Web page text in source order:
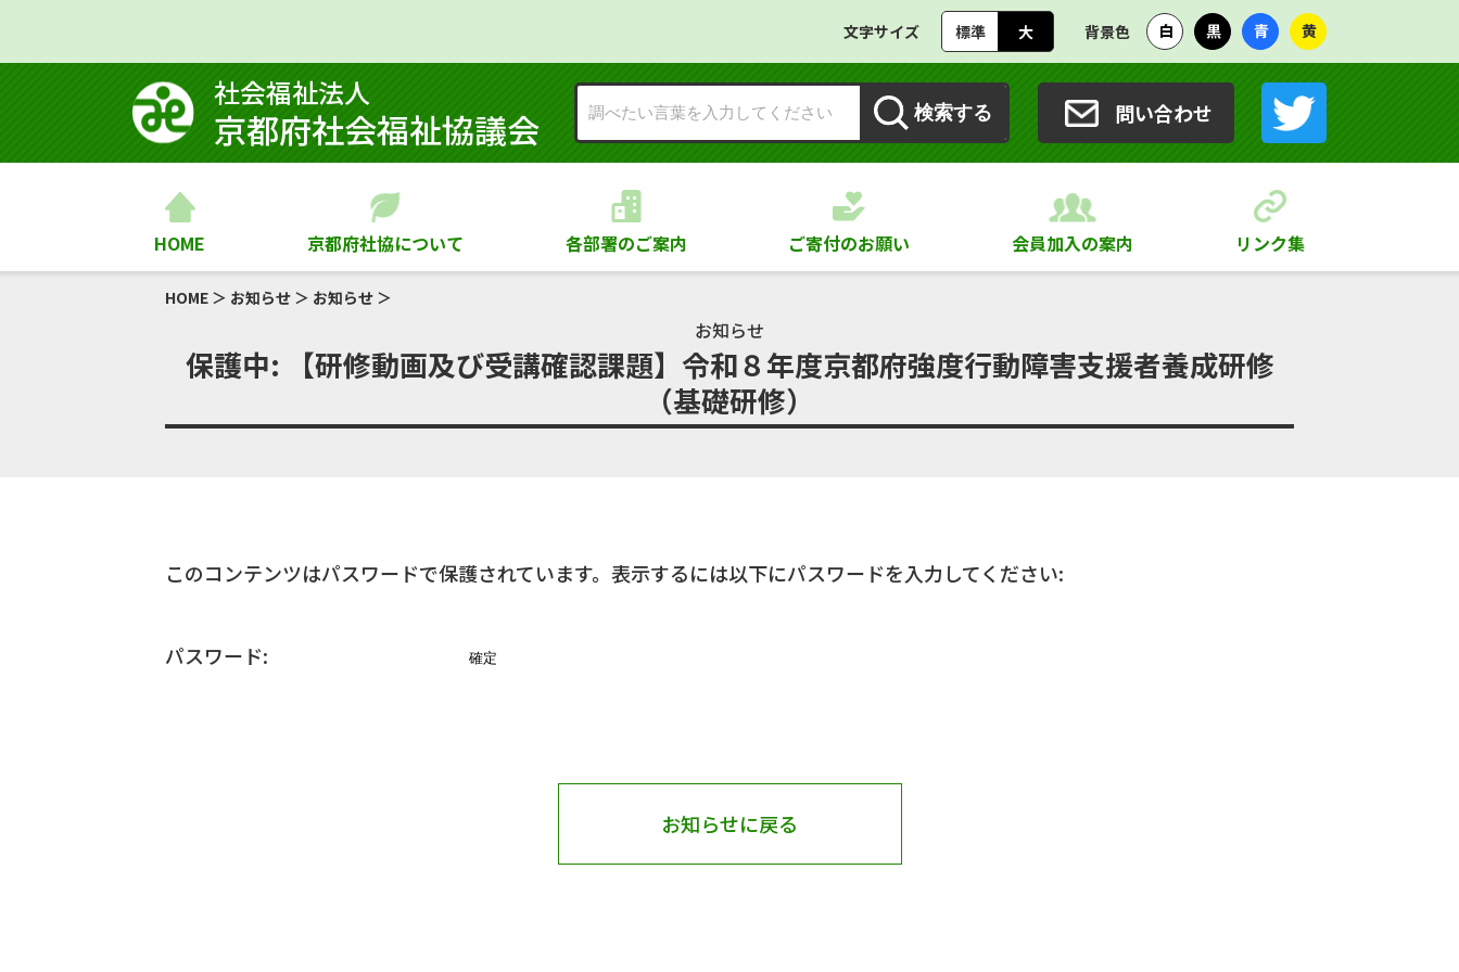
文字サイズ 標準 大 背景色 白 黒 青 黄
社会福祉法⼈
京都府社会福祉協議会 検索する 問い合わせ
HOME 京都府社協について 各部署のご案内 ご寄付のお願い 会員加入の案内 リンク集
HOME ＞ お知らせ ＞ お知らせ ＞
お知らせ
保護中: 【研修動画及び受講確認課題】令和８年度京都府強度行動障害支援者養成研修
（基礎研修）
このコンテンツはパスワードで保護されています。表示するには以下にパスワードを入力してください:
パスワード:
お知らせに戻る